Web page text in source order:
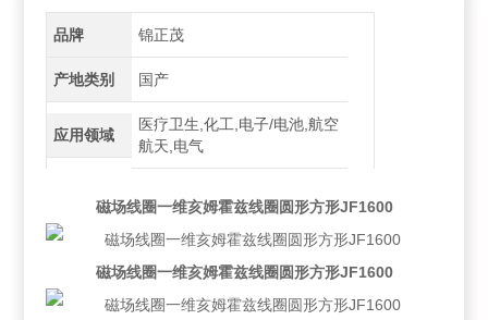
品牌 锦正茂
产地类别 国产
应用领域
医疗卫生,化工,电子/电池,航空
航天,电气
磁场线圈一维亥姆霍兹线圈圆形方形JF1600
磁场线圈一维亥姆霍兹线圈圆形方形JF1600